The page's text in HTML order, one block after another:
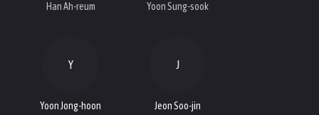
Han Ah-reum
Yoon Sung-sook
Y
Yoon Jong-hoon
J
Jeon Soo-jin